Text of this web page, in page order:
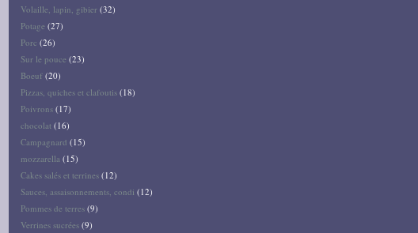
Volaille, lapin, gibier (32)
Potage (27)
Porc (26)
Sur le pouce (23)
Boeuf (20)
Pizzas, quiches et clafoutis (18)
Poivrons (17)
chocolat (16)
Campagnard (15)
mozzarella (15)
Cakes salés et terrines (12)
Sauces, assaisonnements, condi (12)
Pommes de terres (9)
Verrines sucrées (9)